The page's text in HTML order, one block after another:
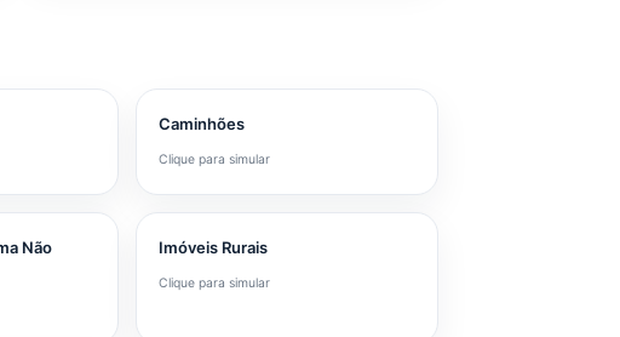
Caminhões
Clique para simular
Não
Imóveis Rurais
Clique para simular